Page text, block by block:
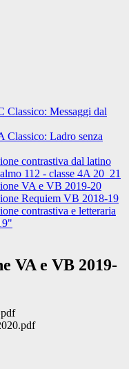
Classico: Messaggi dal
Classico: Ladro senza
contrastiva dal latino
112 - classe 4A 20_21
VA e VB 2019-20
Requiem VB 2018-19
contrastiva e letteraria
VA e VB 2019-